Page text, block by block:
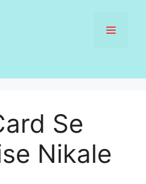
MENU
Se
Nikale